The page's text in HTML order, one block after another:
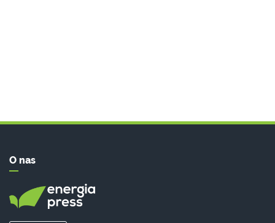
O nas